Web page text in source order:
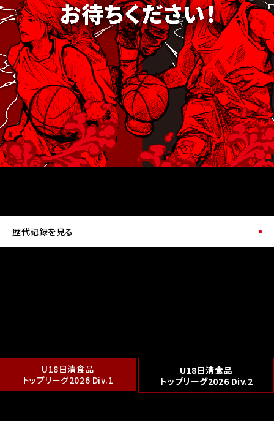
歴代記録を見る
U18日清食品
トップリーグ2026 Div.1
U18日清食品
トップリーグ2026 Div.2